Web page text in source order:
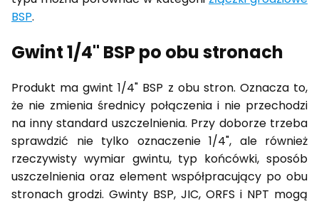
BSP.
Gwint 1/4" BSP po obu stronach
Produkt ma gwint 1/4" BSP z obu stron. Oznacza to,
że nie zmienia średnicy połączenia i nie przechodzi
na inny standard uszczelnienia. Przy doborze trzeba
sprawdzić nie tylko oznaczenie 1/4", ale również
rzeczywisty wymiar gwintu, typ końcówki, sposób
uszczelnienia oraz element współpracujący po obu
stronach grodzi. Gwinty BSP, JIC, ORFS i NPT mogą